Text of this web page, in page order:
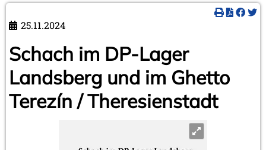
25.11.2024
Schach im DP-Lager
Landsberg und im Ghetto
Terezín / Theresienstadt